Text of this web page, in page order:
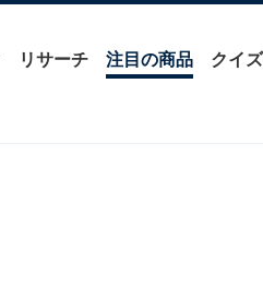
リサーチ 注目の商品 クイズ